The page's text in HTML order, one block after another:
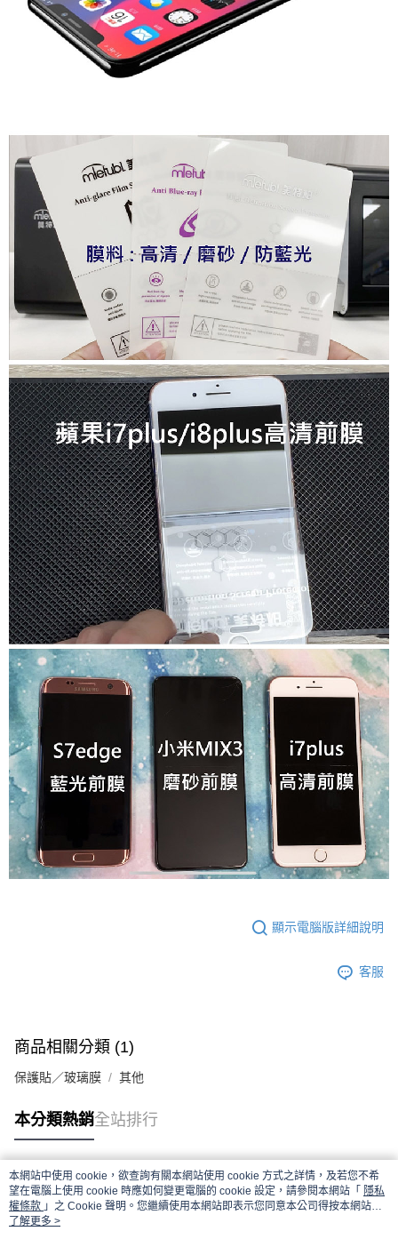
顯示電腦版詳細說明
客服
商品相關分類 (1)
保護貼／玻璃膜 其他
本分類熱銷全站排行
熱門標籤
本網站中使用 cookie，欲查詢有關本網站使用 cookie 方式之詳情，及若您不希
望在電腦上使用 cookie 時應如何變更電腦的 cookie 設定，請參閱本網站「 隱私
權條款 」之 Cookie 聲明。您繼續使用本網站即表示您同意本公司得按本網站使
用條款之 Cookie 聲明使用 cookie。
了解更多 >